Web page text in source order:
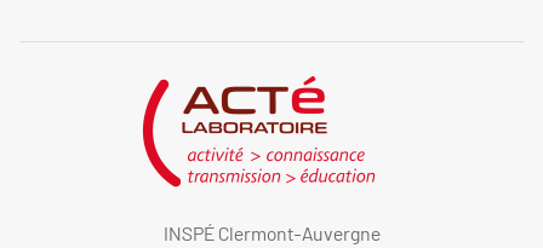
INSPÉ Clermont-Auvergne